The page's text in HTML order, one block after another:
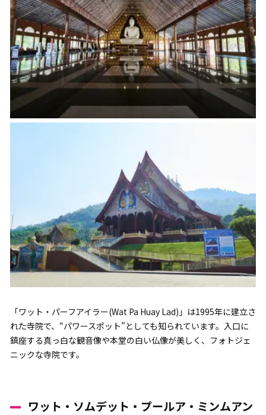
「ワット・パーフアイラー(Wat Pa Huay Lad)」は1995年に建立さ
れた寺院で、“パワースポット”としても知られています。入口に
鎮座する真っ白な観音像や本堂の白い仏像が美しく、フォトジェ
ニックな寺院です。
ワット・ソムデット・プールア・ミンムアン